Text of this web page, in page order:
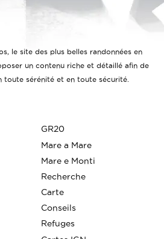
le site des plus belles randonnées en
un contenu riche et détaillé afin de
toute sérénité et en toute sécurité.
GR20
Mare a Mare
Mare e Monti
Recherche
Carte
Conseils
Refuges